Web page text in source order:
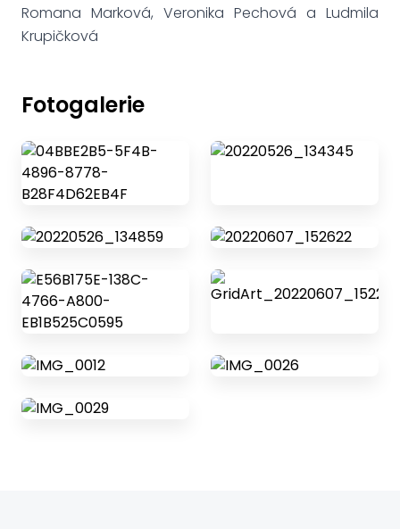
Romana Marková, Veronika Pechová a Ludmila
Krupičková
Fotogalerie